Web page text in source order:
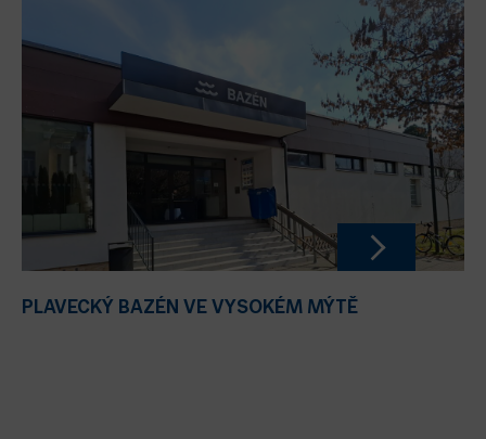
PLAVECKÝ BAZÉN VE VYSOKÉM MÝTĚ